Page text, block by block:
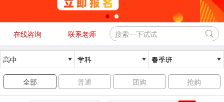
在线咨询 联系老师
全部 普通 团购 抢购